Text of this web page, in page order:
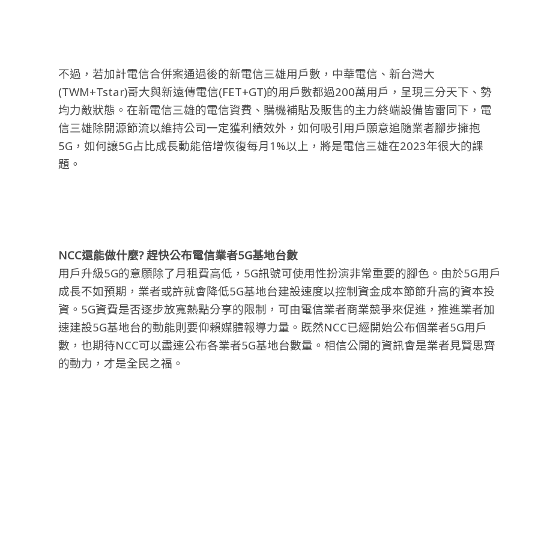
不過，若加計電信合併案通過後的新電信三雄用戶數，中華電信、新台灣大
(TWM+Tstar)哥大與新遠傳電信(FET+GT)的用戶數都過200萬用戶，呈現三分天下、勢
均力敵狀態。在新電信三雄的電信資費、購機補貼及販售的主力終端設備皆雷同下，電
信三雄除開源節流以維持公司一定獲利績效外，如何吸引用戶願意追隨業者腳步擁抱
5G，如何讓5G占比成長動能倍增恢復每月1%以上，將是電信三雄在2023年很大的課
題。
NCC還能做什麼? 趕快公布電信業者5G基地台數
用戶升級5G的意願除了月租費高低，5G訊號可使用性扮演非常重要的腳色。由於5G用戶
成長不如預期，業者或許就會降低5G基地台建設速度以控制資金成本節節升高的資本投
資。5G資費是否逐步放寬熱點分享的限制，可由電信業者商業競爭來促進，推進業者加
速建設5G基地台的動能則要仰賴媒體報導力量。既然NCC已經開始公布個業者5G用戶
數，也期待NCC可以盡速公布各業者5G基地台數量。相信公開的資訊會是業者見賢思齊
的動力，才是全民之福。